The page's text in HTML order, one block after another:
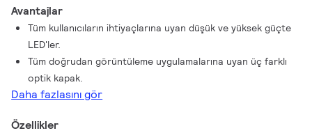
sunulur. Mimarlar ve tasarımcılara geniş bir dizi konsepti ve
tasarımı, sınırlama olmaksızın keşfetme özgürlüğü sağlamak için
kullanılabilen üç optik kapak seçeneği ve DMX kontrol arayüzü
mevcuttur.
Avantajlar
Tüm kullanıcıların ihtiyaçlarına uyan düşük ve yüksek güçte
LED'ler.
Tüm doğrudan görüntüleme uygulamalarına uyan üç farklı
optik kapak.
Daha fazlasını gör
Özellikler